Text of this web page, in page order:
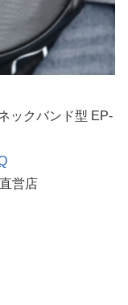
ックバンド型 EP-
営店